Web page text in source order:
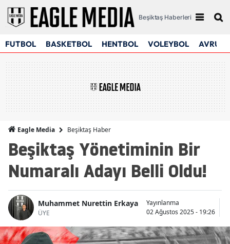
Beşiktaş Haberleri
FUTBOL BASKETBOL HENTBOL VOLEYBOL
Eagle Media Beşiktaş Haber
Beşiktaş Yönetiminin Bir
Numaralı Adayı Belli Oldu!
Muhammet Nurettin Erkaya
ÜYE
Yayınlanma
02 Ağustos 2025 - 19:26